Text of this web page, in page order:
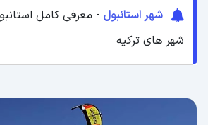
شهر استانبول - معرفی کامل
شهر های ترکیه